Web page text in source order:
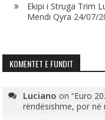
Ekipi i Struga Trim
Mendi Qyra 24/07/
KOMENTET E FUNDIT
Luciano on“Euro
rëndësishme, por